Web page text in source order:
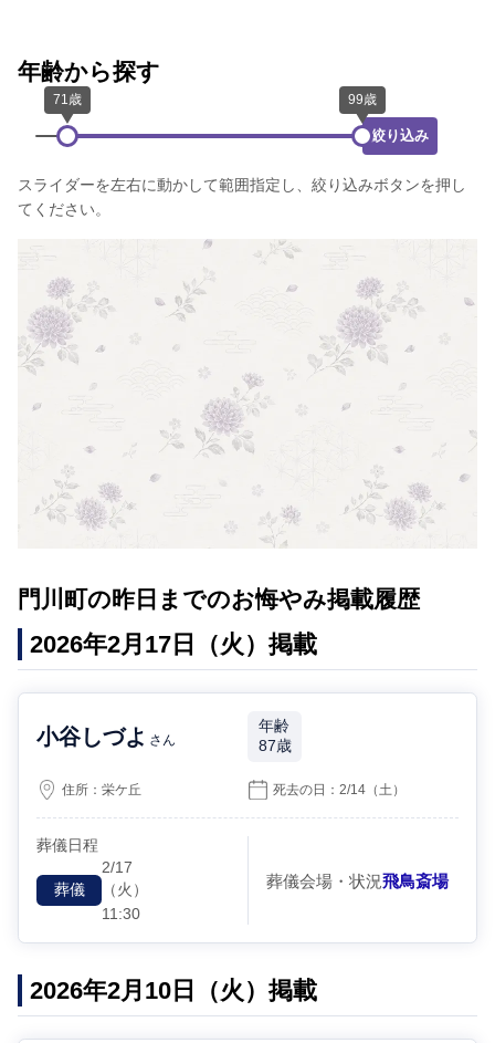
年齢から探す
絞り込み
スライダーを左右に動かして範囲指定し、絞り込みボタンを押し
てください。
門川町の昨日までのお悔やみ掲載履歴
2026年2月17日（火）掲載
小谷しづよ さん
年齢
87歳
住所：栄ケ丘 死去の日：2/14 （土）
葬儀日程
葬儀
2/17
（火）
11:30
葬儀会場・状況飛鳥斎場
2026年2月10日（火）掲載